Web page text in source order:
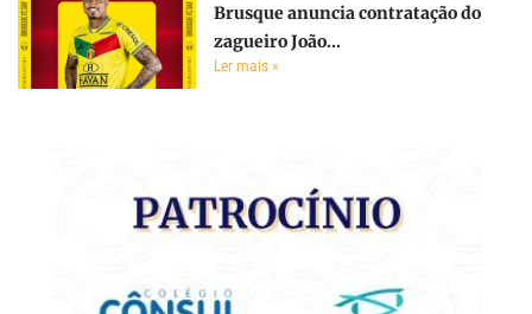
Brusque anuncia contratação do
zagueiro João...
Ler mais »